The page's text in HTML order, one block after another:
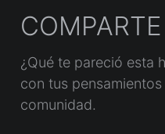
¿Qué te pareció esta
con tus
comunidad.